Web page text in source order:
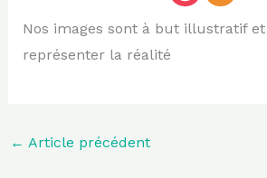
Nos images sont à but illustratif
représenter la réalité
← Article précédent